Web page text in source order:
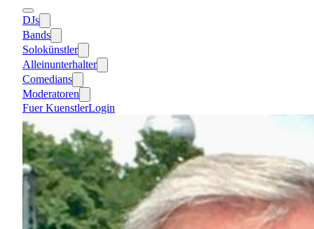
DJs
Bands
Solokünstler
Alleinunterhalter
Comedians
Moderatoren
Fuer KuenstlerLogin